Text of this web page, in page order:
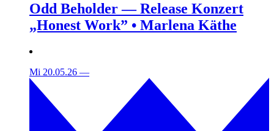
Odd Beholder — Release Konzert
„Honest Work” • Marlena Käthe
Mi 20.05.26 —